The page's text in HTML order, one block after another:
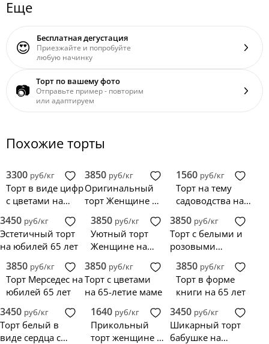
Еще
😍 Бесплатная дегустация
Приезжайте и попробуйте
любую начинку
📷 Торт по вашему фото
Отправьте пример - повторим
или адаптируем
Похожие торты
3300 руб/кг
Торт в виде цифр
с цветами на
3850 руб/кг
Оригинальный
торт Женщине на
бочонок с
цветами
1560 руб/кг
Торт на тему
садоводства на
женщине 65 лет
3450 руб/кг
Эстетичный торт
на юбилей 65 лет
3850 руб/кг
Уютный торт
Женщине на
клубками и
спицами
3850 руб/кг
Торт с белыми и
розовыми
юбилей
женщине 65 лет
3850 руб/кг
Торт Мерседес на
юбилей 65 лет
3850 руб/кг
Торт с цветами
на 65-летие маме
3850 руб/кг
Торт в форме
книги на 65 лет
3450 руб/кг
Торт белый в
виде сердца с
1640 руб/кг
Прикольный
торт женщине на
3450 руб/кг
Шикарный торт
бабушке на